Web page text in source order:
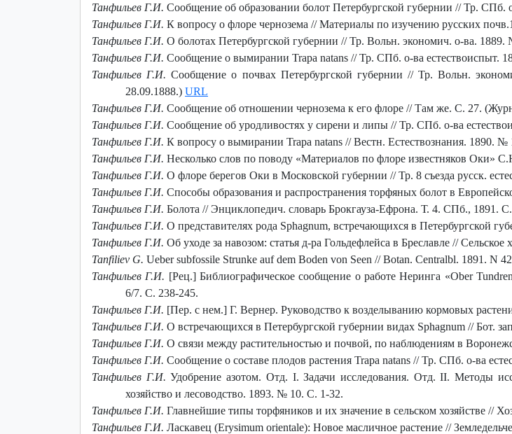
Танфильев Г.И. Сообщение об образовании болот Петербургской губернии // Тр. СПб.
Танфильев Г.И. К вопросу о флоре чернозема // Материалы по изучению русских
Танфильев Г.И. О болотах Петербургской губернии // Тр. Вольн. экономич. о-ва. 1889.
Танфильев Г.И. Сообщение о вымирании Trapa natans // Тр. СПб. о-ва естествоиспыт.
Танфильев Г.И.Сообщение о почвах Петербургской губернии // Тр. Вольн.
28.09.1888.) URL
Танфильев Г.И. Сообщение об отношении чернозема к его флоре // Там же. С. 27.
Танфильев Г.И. Сообщение об уродливостях у сирени и липы // Тр. СПб. о-ва
Танфильев Г.И. К вопросу о вымирании Trapa natans // Вестн. Естествознания. 1890. №
Танфильев Г.И. Несколько слов по поводу «Материалов по флоре известняков
Танфильев Г.И. О флоре берегов Оки в Московской губернии // Тр. 8 съезда русск.
Танфильев Г.И. Способы образования и распространения торфяных болот в
Танфильев Г.И. Болота // Энциклопедич. словарь Брокгауза-Ефрона. Т. 4. СПб., 1891.
Танфильев Г.И. О представителях рода Sphagnum, встречающихся в Петербургской
Танфильев Г.И. Об уходе за навозом: статья д-ра Гольдефлейса в Бреславле //
Tanfiliev G. Ueber subfossile Strunke auf dem Boden von Seen // Botan. Centralbl. 1891. N
Танфильев Г.И. [Рец.] Библиографическое сообщение о работе Неринга «Ober
6/7. C. 238-245.
Танфильев Г.И. [Пер. с нем.] Г. Вернер. Руководство к возделыванию кормовых
Танфильев Г.И. О встречающихся в Петербургской губернии видах Sphagnum // Бот.
Танфильев Г.И. О связи между растительностью и почвой, по наблюдениям в
Танфильев Г.И. Сообщение о составе плодов растения Trapa natans // Тр. СПб. о-ва
Танфильев Г.И.Удобрение азотом. Отд. І. Задачи исследования. Отд. ІІ. Методы
хозяйство и лесоводство. 1893. № 10. С. 1-32.
Танфильев Г.И. Главнейшие типы торфяников и их значение в сельском хозяйстве //
Танфильев Г.И. Ласкавец (Erysimum orientale): Новое масличное растение //